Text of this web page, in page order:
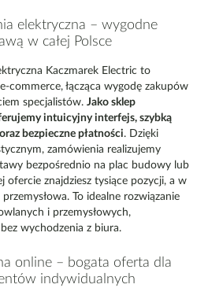
elektryczna – wygodne
w całej Polsce
Kaczmarek Electric to
commerce, łącząca wygodę zakupów
specjalistów. Jako sklep
intuicyjny interfejs, szybką
bezpieczne płatności. Dzięki
zamówienia realizujemy
bezpośrednio na plac budowy lub
ofercie znajdziesz tysiące pozycji, a w
To idealne rozwiązanie
i przemysłowych,
wychodzenia z biura.
online – bogata oferta dla
indywidualnych